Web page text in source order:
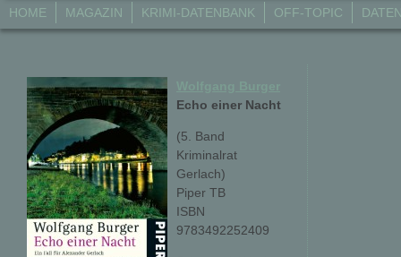
HOME MAGAZIN KRIMI-DATENBANK OFF-TOPIC
Echo einer Nacht
(5. Band
Kriminalrat
Gerlach)
Piper TB
ISBN
9783492252409